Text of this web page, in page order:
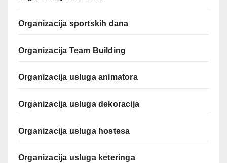
Organizacija sportskih dana
Organizacija Team Building
Organizacija usluga animatora
Organizacija usluga dekoracija
Organizacija usluga hostesa
Organizacija usluga keteringa